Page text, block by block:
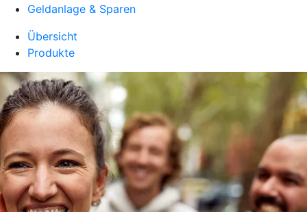
Geldanlage & Sparen
Übersicht
Produkte